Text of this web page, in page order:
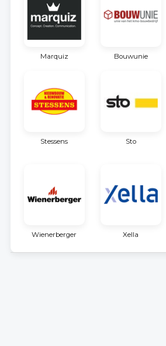
Marquiz Bouwunie
Stessens Sto
Wienerberger Xella